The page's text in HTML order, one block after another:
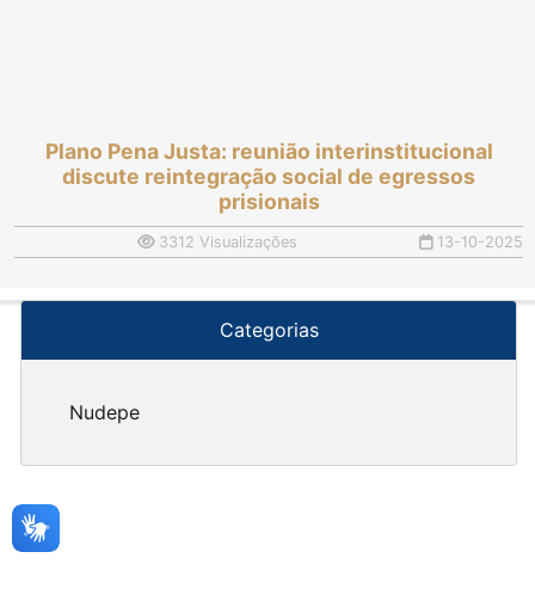
Plano Pena Justa: reunião interinstitucional
discute reintegração social de egressos
prisionais
3312 Visualizações 13-10-2025
Categorias
Nudepe